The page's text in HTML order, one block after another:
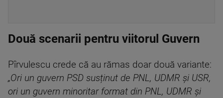
Două scenarii pentru viitorul Guvern
Pîrvulescu crede că au rămas doar două variante:
„Ori un guvern PSD susținut de PNL, UDMR și USR,
ori un guvern minoritar format din PNL, UDMR și